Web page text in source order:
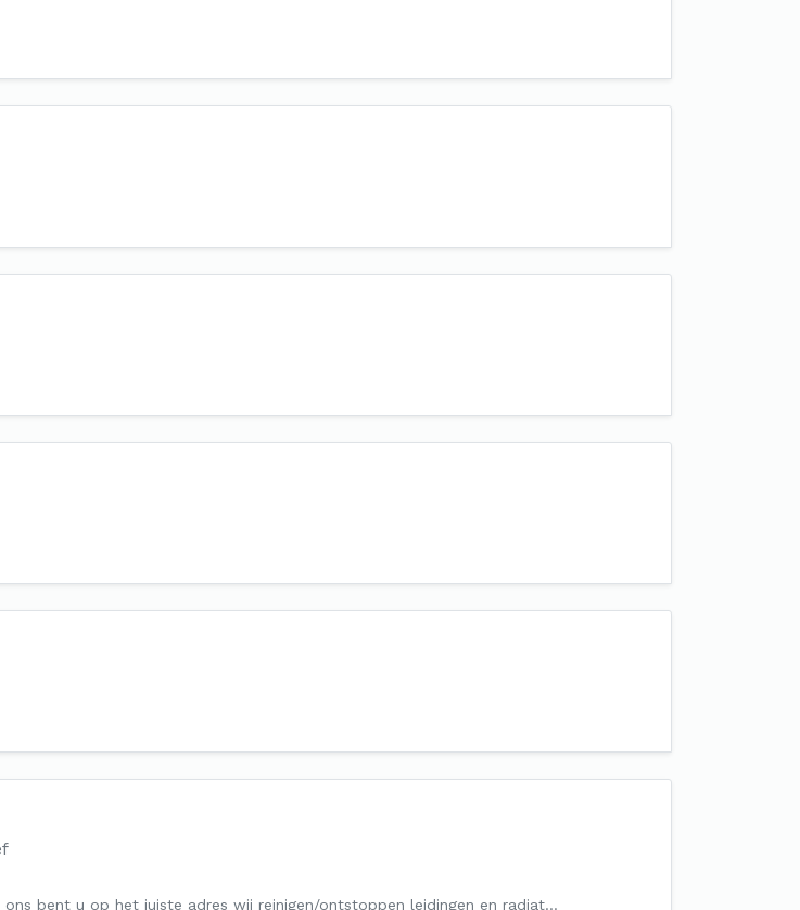
bent u op het juiste adres wij reinigen/ontstoppen leidingen en radiat…